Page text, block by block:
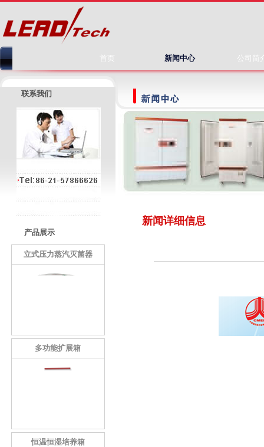
首页 新闻中心 公司简
联系我们
产品展示
立式压力蒸汽灭菌器
多功能扩展箱
恒温恒湿培养箱
新闻详细信息